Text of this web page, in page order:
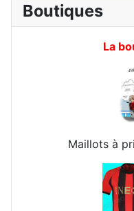
Boutiques
La
Maillots à